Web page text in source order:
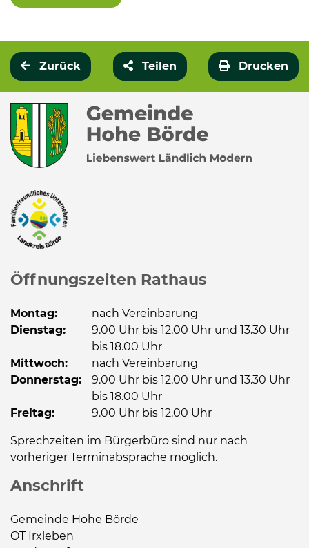
Zurück Teilen Drucken
Öffnungszeiten Rathaus
Montag:
nach Vereinbarung
Dienstag:
9.00 Uhr bis 12.00 Uhr und 13.30 Uhr
bis 18.00 Uhr
Mittwoch:
nach Vereinbarung
Donnerstag: 9.00 Uhr bis 12.00 Uhr und 13.30 Uhr
bis 18.00 Uhr
Freitag:
9.00 Uhr bis 12.00 Uhr
Sprechzeiten im Bürgerbüro sind nur nach
vorheriger Terminabsprache möglich.
Anschrift
Gemeinde Hohe Börde
OT Irxleben